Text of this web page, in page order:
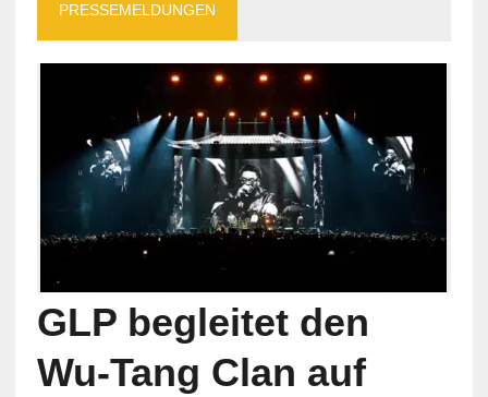
PRESSEMELDUNGEN
GLP begleitet den
Wu-Tang Clan auf